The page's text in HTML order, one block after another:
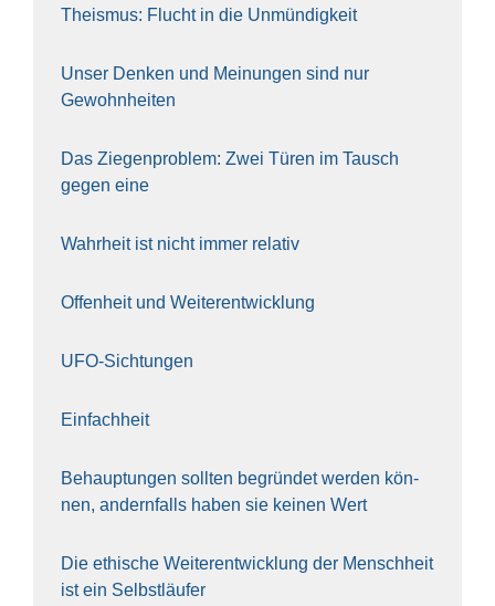
The­is­mus: Flucht in die Unmün­dig­keit
Unser Den­ken und Mei­nun­gen sind nur
Gewohn­hei­ten
Das Zie­gen­pro­blem: Zwei Türen im Tausch
gegen eine
Wahr­heit ist nicht immer rela­tiv
Offen­heit und Wei­ter­ent­wick­lung
UFO-Sich­tun­gen
Ein­fach­heit
Behaup­tun­gen soll­ten begrün­det wer­den kön­
nen, andern­falls haben sie kei­nen Wert
Die ethi­sche Wei­ter­ent­wick­lung der Mensch­heit
ist ein Selbst­läu­fer